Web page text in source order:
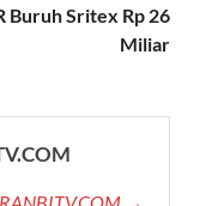
Buruh Sritex Rp 26
Miliar